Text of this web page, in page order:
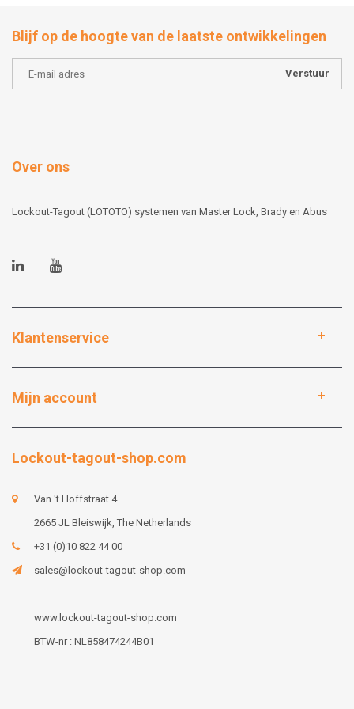
Blijf op de hoogte van de laatste ontwikkelingen
Verstuur
Over ons
Lockout-Tagout (LOTOTO) systemen van Master Lock, Brady en Abus
Klantenservice
Mijn account
Lockout-tagout-shop.com
Van 't Hoffstraat 4
2665 JL Bleiswijk, The Netherlands
+31 (0)10 822 44 00
sales@lockout-tagout-shop.com
www.lockout-tagout-shop.com
BTW-nr : NL858474244B01